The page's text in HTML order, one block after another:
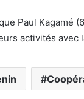
Paul Kagamé
activités avec